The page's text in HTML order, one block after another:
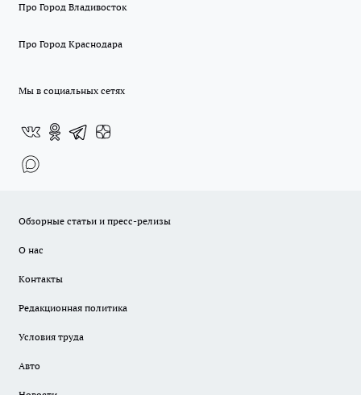
Про Город Владивосток
Про Город Краснодара
Мы в социальных сетях
Обзорные статьи и пресс-релизы
О нас
Контакты
Редакционная политика
Условия труда
Авто